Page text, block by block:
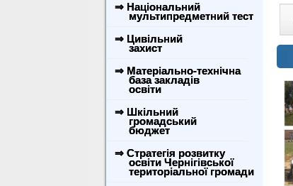
⇒ Національний
мультипредметний тест
⇒ Цивільний
захист
⇒ Матеріально-технічна
база закладів
освіти
⇒ Шкільний
громадський
бюджет
⇒ Стратегія розвитку
освіти Чернігівської
територіальної громади